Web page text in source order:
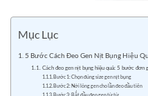
Mục Lục
5 Bước Cách Đeo Gen Nịt Bụng Hiệu
Cách đeo gen nịt bụng hiệu quả: 5 bước đơn
Bước 1: Chọn đúng size gen nịt bụng
Bước 2: Nới lỏng gen cho lần đeo đầu tiên
Bước 3: Bắt đầu đeo gen từ từ